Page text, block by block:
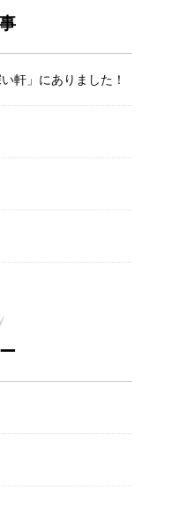
軒」にありました！